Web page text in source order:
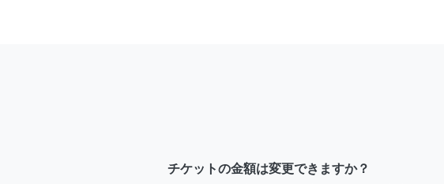
チケットの金額は変更できますか？